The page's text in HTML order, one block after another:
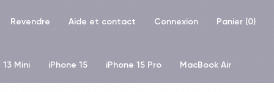
Revendre Aide et contact Connexion Panier (0)
Mini iPhone 15 iPhone 15 Pro MacBook Air